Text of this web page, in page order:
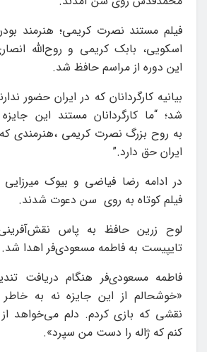
فیلم مستند نصرت کریمی؛ هنرمند
اسکویی، بابک کریمی و روح‌الله
این دوره از مراسم حافظ شد.
بیانیه کارگردانان که در ایران حضور
شد؛ “ما کارگردانان مستند این
به روح بزرگ نصرت کریمی ،هنرمندی
ایران حق دارد.”
در ادامه رضا فیاضی و بیوک میرزایی
فیلم کوتاه به روی سن دعوت شدند.
لوح زرین حافظ به پاس
تایپیست به فاطمه مسعودی‌فر اهدا شد.
فاطمه مسعودی‌فر هنگام دریافت
«خوشحالم از این جایزه نه به خاطر
نقشی که بازی کردم. دلم می‌خواهد
کنم که ژاله را دست من سپرد».